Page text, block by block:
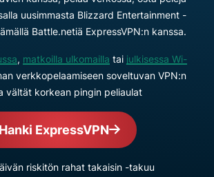
uusimmasta Blizzard Entertainment -
Battle.netiä ExpressVPN:n kanssa.
, matkoilla ulkomailla tai julkisessa Wi-
verkkopelaamiseen soveltuvan VPN:n
vältät korkean pingin peliaulat
Hanki ExpressVPN
riskitön rahat takaisin -takuu